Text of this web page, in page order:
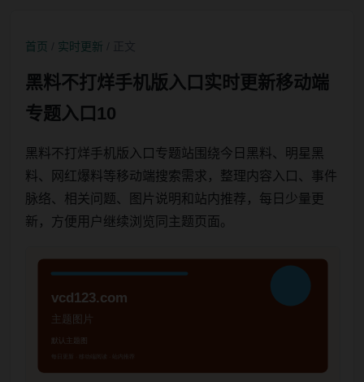
首页 实时更新
黑料不打烊手机版入口实时更新移动端
专题入口10
黑料不打烊手机版入口专题站围绕今日黑料、明星黑
料、网红爆料等移动端搜索需求，整理内容入口、事件
脉络、相关问题、图片说明和站内推荐，每日少量更
新，方便用户继续浏览同主题页面。